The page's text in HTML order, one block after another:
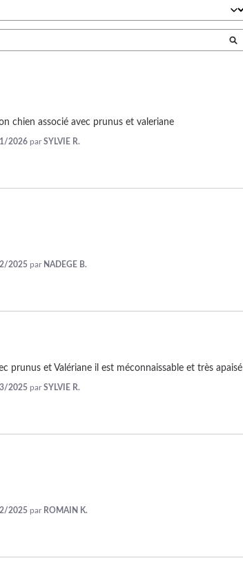
chien associé avec prunus et valeriane
2026 parSYLVIE R.
2025 par NADEGE B.
prunus et Valériane il est méconnaissable et très apaisé
2025 parSYLVIE R.
2025 par ROMAIN K.